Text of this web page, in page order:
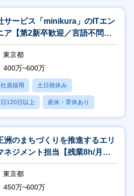
サービス「minikura」のITエン
ア【第2新卒歓迎／言語不問／
リモート／フレックス】
東京都
400万~600万
員採用 土日祝休み
120日以上 産休・育休あり
業20時間以内
洲のまちづくりを推進するエリ
ネジメント担当【残業8h/月・
ックス】
東京都
450万~600万